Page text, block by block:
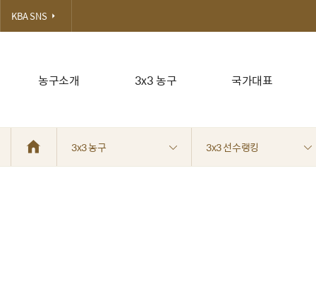
농구소개 3x3 농구 국가대표
KBA SNS
3x3 농구 3x3 선수랭킹